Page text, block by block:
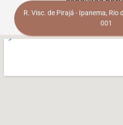
R. Visc. de Pirajá - Ipanema, Rio
001